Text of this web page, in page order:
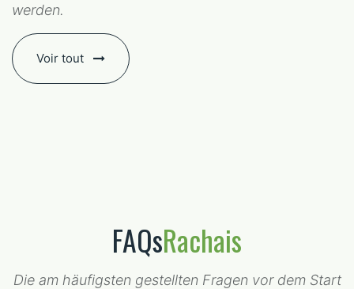
werden.
Voir tout
FAQsRachais
Die am häufigsten gestellten Fragen vor dem Start